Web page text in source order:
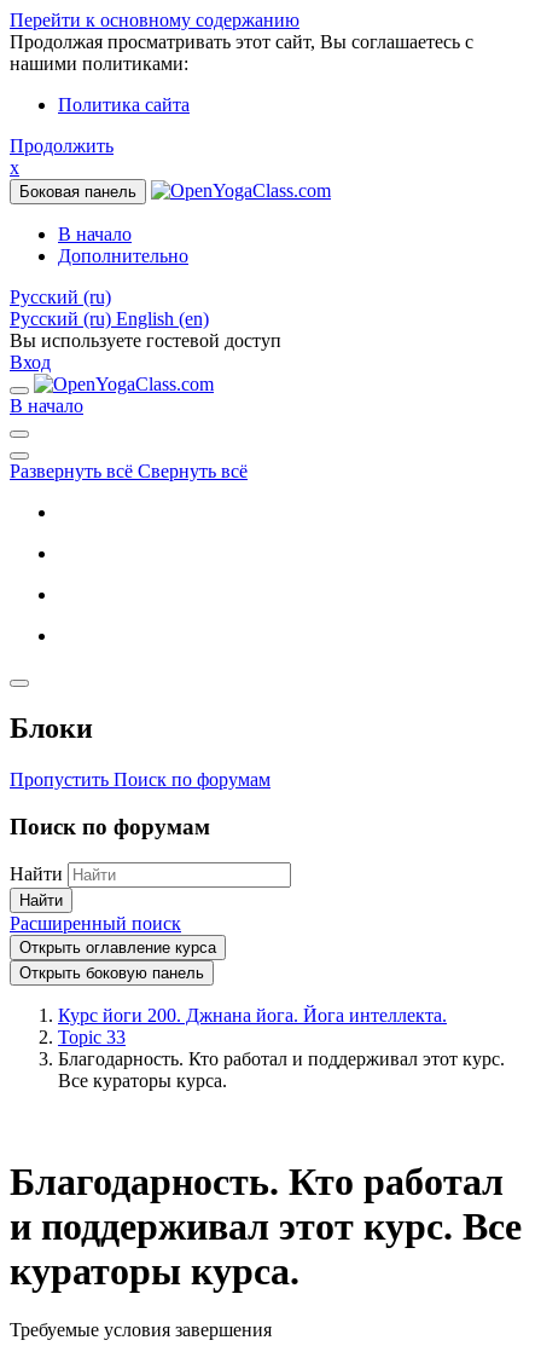
Перейти к основному содержанию
Продолжая просматривать этот сайт, Вы соглашаетесь с
нашими политиками:
Политика сайта
Продолжить
x
Боковая панель
В начало
Дополнительно
Русский ‎(ru)‎
Русский ‎(ru)‎ English ‎(en)‎
Вы используете гостевой доступ
Вход
В начало
Развернуть всё Свернуть всё
Блоки
Пропустить Поиск по форумам
Поиск по форумам
Найти
Найти
Расширенный поиск
Открыть оглавление курса
Открыть боковую панель
Курс йоги 200. Джнана йога. Йога интеллекта.
Topic 33
Благодарность. Кто работал и поддерживал этот курс.
Все кураторы курса.
Благодарность. Кто работал
и поддерживал этот курс. Все
кураторы курса.
Требуемые условия завершения